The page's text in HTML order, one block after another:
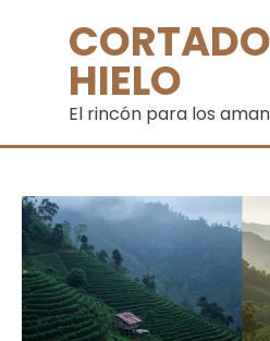
contenidoHIELO
El rincón para los